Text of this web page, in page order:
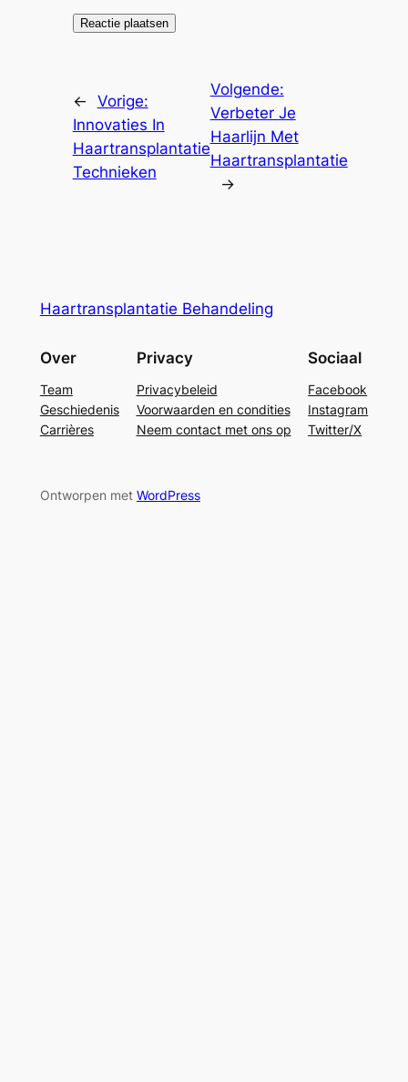
← Vorige:
Innovaties In
Haartransplantatie
Technieken
Volgende:
Verbeter Je
Haarlijn Met
Haartransplantatie
→
Haartransplantatie Behandeling
Over
Team
Geschiedenis
Carrières
Privacy
Privacybeleid
Voorwaarden en condities
Neem contact met ons op
Sociaal
Facebook
Instagram
Twitter/X
Ontworpen met WordPress